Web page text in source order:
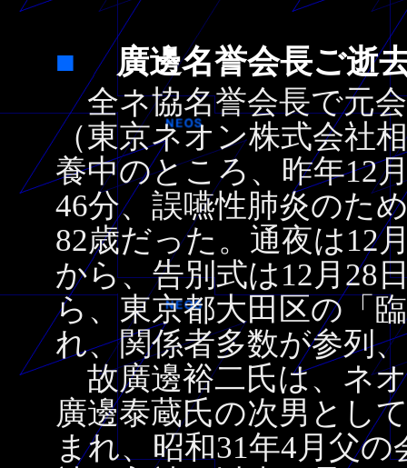
■ 廣邊名誉会長ご
全ネ協名誉会長で元
（東京ネオン株式会社
養中のところ、昨年12
46分、誤嚥性肺炎のた
82歳だった。通夜は12
から、告別式は12月28
ら、東京都大田区の「
れ、関係者多数が参列
故廣邊裕二氏は、ネ
廣邊泰蔵氏の次男とし
まれ、昭和31年4月父